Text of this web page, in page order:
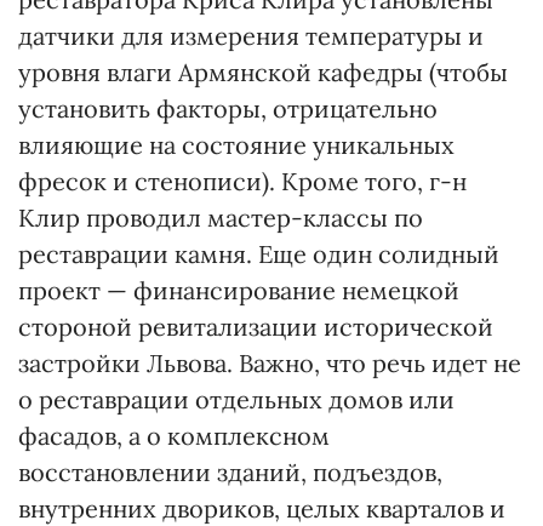
датчики для измерения температуры и
уровня влаги Армянской кафедры (чтобы
установить факторы, отрицательно
влияющие на состояние уникальных
фресок и стенописи). Кроме того, г-н
Клир проводил мастер-классы по
реставрации камня. Еще один солидный
проект — финансирование немецкой
стороной ревитализации исторической
застройки Львова. Важно, что речь идет не
о реставрации отдельных домов или
фасадов, а о комплексном
восстановлении зданий, подъездов,
внутренних двориков, целых кварталов и